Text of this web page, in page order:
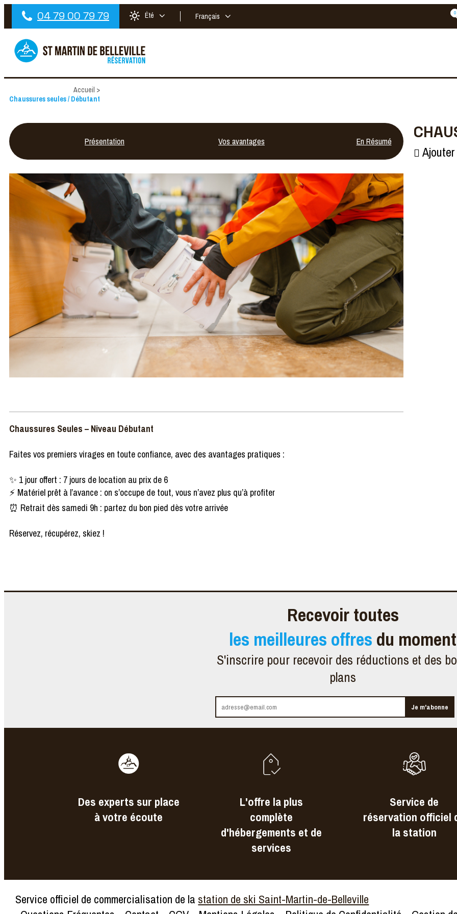
04 79 00 79 79 Été Français 0
Accueil >
Chaussures seules / Débutant
Présentation Vos avantages En Résumé
Chaussures Seules – Niveau Débutant
Faites vos premiers virages en toute confiance, avec des avantages pratiques :
✨ 1 jour offert : 7 jours de location au prix de 6
⚡ Matériel prêt à l’avance : on s’occupe de tout, vous n’avez plus qu’à profiter
⏰ Retrait dès samedi 9h : partez du bon pied dès votre arrivée
Réservez, récupérez, skiez !
Recevoir toutes
les meilleures offres du moment
S'inscrire pour recevoir des réductions et des
plans
Des experts sur place
à votre écoute
L'offre la plus
complète
d'hébergements et de
services
Service de
réservation officiel
la station
Service officiel de commercialisation de la station de ski Saint-Martin-de-Belleville